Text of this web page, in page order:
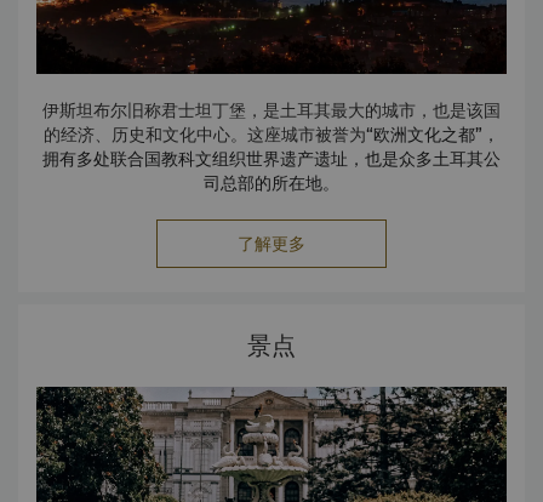
伊斯坦布尔旧称君士坦丁堡，是土耳其最大的城市，也是该国
的经济、历史和文化中心。这座城市被誉为“欧洲文化之都”，
拥有多处联合国教科文组织世界遗产遗址，也是众多土耳其公
司总部的所在地。
了解更多
景点